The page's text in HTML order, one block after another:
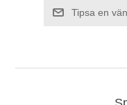
Tipsa en vän